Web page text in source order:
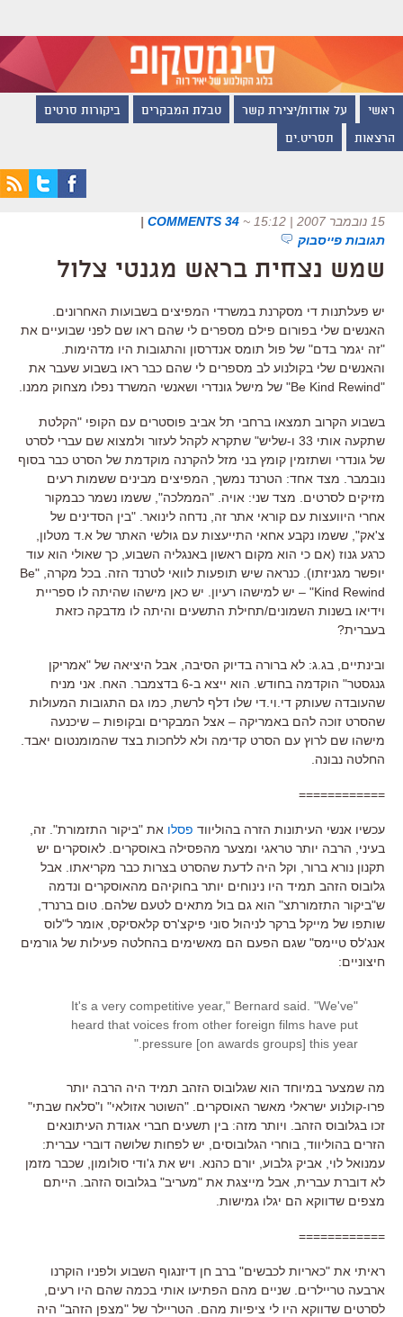
ראשי על אודות/יצירת קשר טבלת המבקרים ביקורות סרטים
הרצאות תסריט.ים
15 נובמבר 2007 | 15:12 ~
34 COMMENTS
|
תגובות פייסבוק
שמש נצחית בראש מגנטי צלול
יש פעלתנות די מסקרנת במשרדי המפיצים בשבועות האחרונים.
האנשים שלי בפורום פילם מספרים לי שהם ראו שם לפני שבועיים את
"זה יגמר בדם" של פול תומס אנדרסון והתגובות היו מדהימות.
והאנשים שלי בקולנוע לב מספרים לי שהם כבר ראו בשבוע שעבר את
"Be Kind Rewind" של מישל גונדרי ושאנשי המשרד נפלו מצחוק ממנו.
בשבוע הקרוב תמצאו ברחבי תל אביב פוסטרים עם הקופי "הקלטת
שתקעה אותי 33 ו-שליש" שתקרא לקהל לעזור ולמצוא שם עברי לסרט
של גונדרי ושתזמין קומץ בני מזל להקרנה מוקדמת של הסרט כבר בסוף
נובמבר. מצד אחד: הטרנד נמשך, המפיצים מבינים ששמות רעים
מזיקים לסרטים. מצד שני: אויה. "הממלכה", ששמו נשמר כבמקור
אחרי היוועצות עם קוראי אתר זה, נדחה לינואר. "בין הסדינים של
צ'אק", ששמו נקבע אחאי התייעצות עם גולשי האתר של א.ד מטלון,
כרגע גנוז (אם כי הוא מקום ראשון באנגליה השבוע, כך שאולי הוא עוד
יופשר מגניזתו). כנראה שיש תופעות לוואי לטרנד הזה. בכל מקרה, "Be
Kind Rewind" – יש למישהו רעיון. יש כאן מישהו שהיתה לו ספריית
וידיאו בשנות השמונים/תחילת התשעים והיתה לו מדבקה כזאת
בעברית?
ובינתיים, בג.ג: לא ברורה בדיוק הסיבה, אבל היציאה של "אמריקן
גנגסטר" הוקדמה בחודש. הוא ייצא ב-6 בדצמבר. האח. אני מניח
שהעובדה שעותק די.וי.די שלו דלף לרשת, כמו גם התגובות המעולות
שהסרט זוכה להם באמריקה – אצל המבקרים ובקופות – שיכנעה
מישהו שם לרוץ עם הסרט קדימה ולא ללחכות בצד שהמומנטום יאבד.
החלטה נבונה.
============
עכשיו אנשי העיתונות הזרה בהוליווד פסלו את "ביקור התזמורת". זה,
בעיני, הרבה יותר טראגי ומצער מהפסילה באוסקרים. לאוסקרים יש
תקנון נורא ברור, וקל היה לדעת שהסרט בצרות כבר מקריאתו. אבל
גלובוס הזהב תמיד היו נינוחים יותר בחוקיהם מהאוסקרים ונדמה
ש"ביקור התזמורתצ" הוא גם בול מתאים לטעם שלהם. טום ברנרד,
שותפו של מייקל ברקר לניהול סוני פיקצ'רס קלאסיקס, אומר ל"לוס
אנג'לס טיימס" שגם הפעם הם מאשימים בהחלטה פעילות של גורמים
חיצוניים:
"It's a very competitive year," Bernard said. "We've
heard that voices from other foreign films have put
pressure [on awards groups] this year."
מה שמצער במיוחד הוא שגלובוס הזהב תמיד היה הרבה יותר
פרו-קולנוע ישראלי מאשר האוסקרים. "השוטר אזולאי" ו"סלאח שבתי"
זכו בגלובוס הזהב. ויותר מזה: בין תשעים חברי אגודת העיתונאים
הזרים בהוליווד, בוחרי הגלובוסים, יש לפחות שלושה דוברי עברית:
עמנואל לוי, אביק גלבוע, יורם כהנא. ויש את ג'ודי סולומון, שכבר מזמן
לא דוברת עברית, אבל מייצגת את "מעריב" בגלובוס הזהב. הייתם
מצפים שדווקא הם יגלו גמישות.
============
ראיתי את "כאריות לכבשים" ברב חן דיזנגוף השבוע ולפניו הוקרנו
ארבעה טריילרים. שניים מהם הפתיעו אותי בכמה שהם היו רעים,
לסרטים שדווקא היו לי ציפיות מהם. הטריילר של "מצפן הזהב" היה